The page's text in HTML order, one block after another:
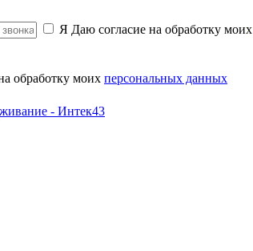
Я Даю согласие на обработку моих
обработку моих персональных данных